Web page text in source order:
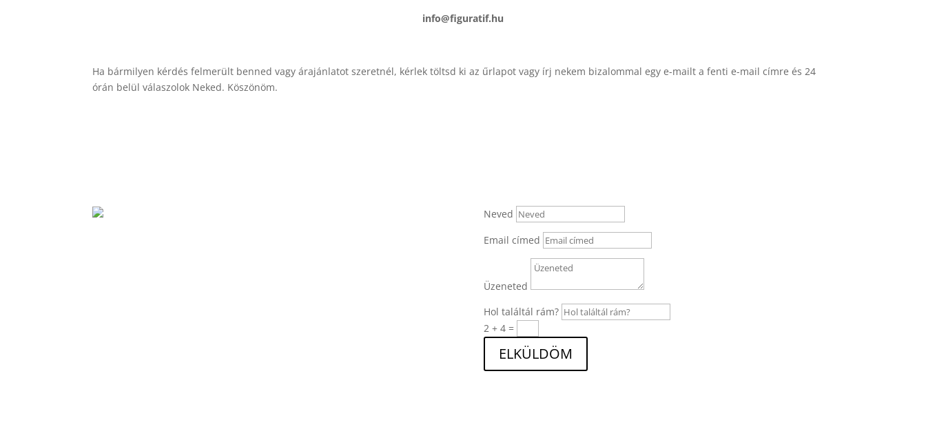
info@figuratif.hu
Ha bármilyen kérdés felmerült benned vagy árajánlatot szeretnél, kérlek töltsd ki az űrlapot vagy írj nekem bizalommal egy e-mailt a fenti e-mail címre és 24
órán belül válaszolok Neked. Köszönöm.
Neved
Email címed
Üzeneted
Hol találtál rám?
2 + 4=
ELKÜLDÖM